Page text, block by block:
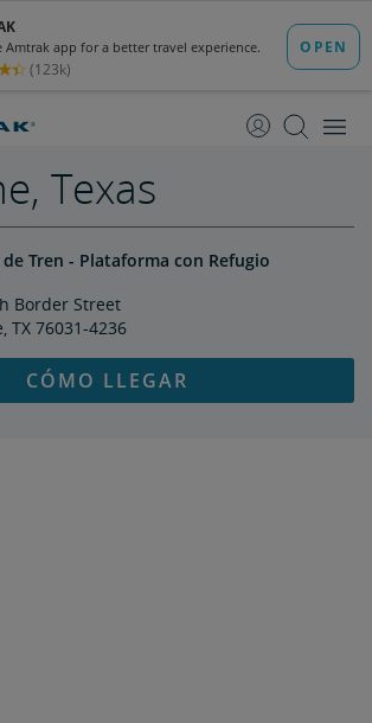
Contenido
Navegación
Texas
Tren - Plataforma con Refugio
Border Street
TX 76031-4236
CÓMO LLEGAR